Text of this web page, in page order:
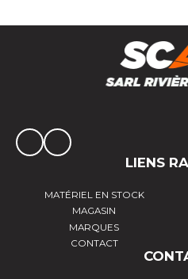
LIENS
MATÉRIEL EN STOCK
MAGASIN
MARQUES
CONTACT